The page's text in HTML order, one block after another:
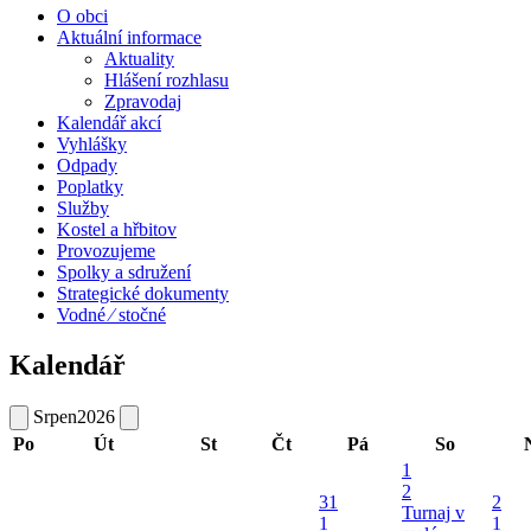
O obci
Aktuální informace
Aktuality
Hlášení rozhlasu
Zpravodaj
Kalendář akcí
Vyhlášky
Odpady
Poplatky
Služby
Kostel a hřbitov
Provozujeme
Spolky a sdružení
Strategické dokumenty
Vodné ⁄ stočné
Kalendář
Srpen2026
Po
Út St Čt Pá So
31
1
1
2
Turnaj v
2
1